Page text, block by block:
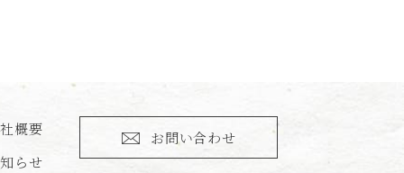
概要
らせ
お問い合わせ